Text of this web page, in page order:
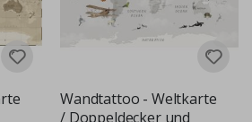
Wandtattoo - Weltkarte
/ Doppeldecker und